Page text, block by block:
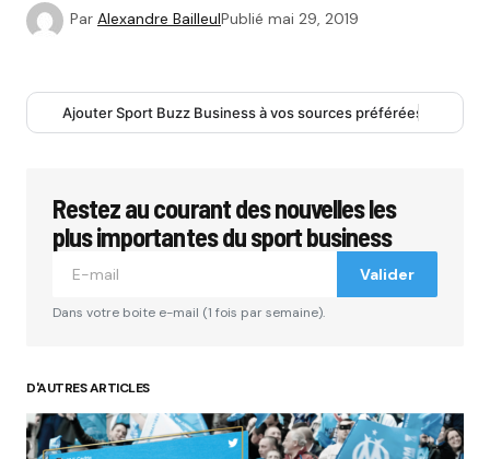
Par Alexandre BailleulPublié mai 29, 2019
Ajouter Sport Buzz Business à vos sources préférées
Restez au courant des nouvelles les
plus importantes du sport business
Valider
Dans votre boite e-mail (1 fois par semaine).
D'AUTRES ARTICLES